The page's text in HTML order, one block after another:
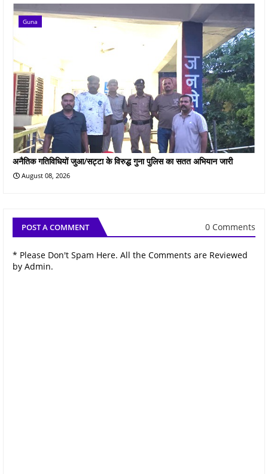
Guna
अनैतिक गतिविधियों जुआ/सट्टा के विरुद्ध गुना पुलिस का सतत अभियान जारी
August 08, 2026
POST A COMMENT 0 Comments
* Please Don't Spam Here. All the Comments are Reviewed
by Admin.